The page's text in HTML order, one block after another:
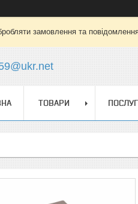
замовлення та
ТОВАРИ